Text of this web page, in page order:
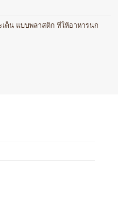
เด็น แบบพลาสติก ที่ให้อาหารนก